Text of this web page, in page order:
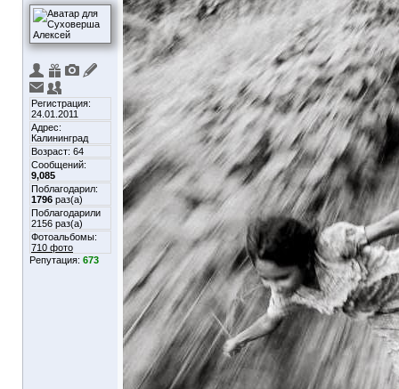
Регистрация:
24.01.2011
Адрес:
Калининград
Возраст: 64
Сообщений:
9,085
Поблагодарил:
1796 раз(а)
Поблагодарили
2156 раз(а)
Фотоальбомы:
710 фото
Репутация: 673